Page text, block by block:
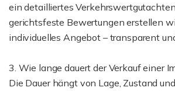
ein detailliertes
gerichtsfeste Bewertungen erstellen
individuelles Angebot – transparent
3. Wie lange dauert der Verkauf einer
Die Dauer hängt von Lage, Zustand